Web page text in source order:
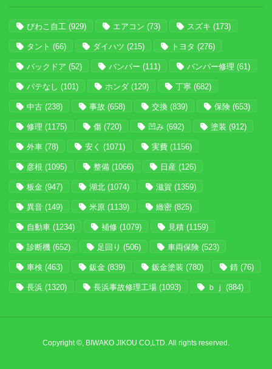
びわこ自工 (929) エアコン (73) スズキ (173)
タント (66) ダイハツ (215) トヨタ (276)
バックドア (52) バンパー (111) バンパー修理 (61)
パテなし (101) ホンダ (129) 丁寧 (682)
中古 (238) 事故 (658) 交換 (839) 保険 (653)
修理 (1175) 傷 (720) 凹み (692) 塗装 (912)
外車 (78) 安く (1071) 実費 (1156)
彦根 (1095) 整備 (1066) 日産 (126)
板金 (947) 湖北 (1074) 滋賀 (1359)
異音 (149) 米原 (1139) 緻密 (825)
自動車 (1234) 補修 (1079) 見積 (1159)
診断機 (652) 足回り (506) 車両保険 (523)
車検 (463) 鈑金 (839) 鈑金塗装 (780) 錆 (76)
長浜 (1320) 長浜事故修理工場 (1093) ｂｊ (884)
Copyright ©, BIWAKO JIKOU CO,LTD. All rights reserved.